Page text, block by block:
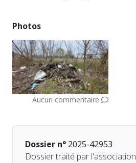
Photos
Aucun commentaire
Dossier n° 2025-42953
Dossier traité par l'association